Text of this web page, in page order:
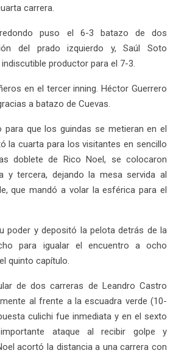
carrera.
puso el 6-3 batazo de dos
del prado izquierdo y, Saúl Soto
productor para el 7-3.
en el tercer inning. Héctor Guerrero
a batazo de Cuevas.
que los guindas se metieran en el
la cuarta para los visitantes en sencillo
doblete de Rico Noel, se colocaron
y tercera, dejando la mesa servida al
que mandó a volar la esférica para el
poder y depositó la pelota detrás de la
para igualar el encuentro a ocho
quinto capítulo.
de dos carreras de Leandro Castro
al frente a la escuadra verde (10-
culichi fue inmediata y en el sexto
ataque al recibir golpe y
acortó la distancia a una carrera con